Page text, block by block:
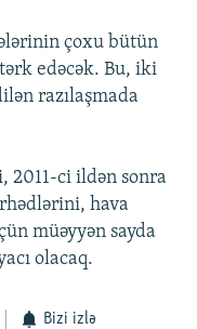
çoxu bütün
edəcək. Bu, iki
razılaşmada
ci ildən sonra
hava
müəyyən sayda
olacaq.
Bizi izlə